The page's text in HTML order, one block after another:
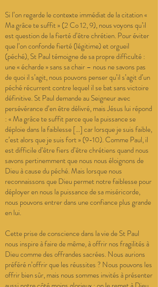
Si l’on regarde le contexte immédiat de la citation «
Ma grâce te suffit » (2 Co 12, 9), nous voyons qu’il
est question de la fierté d’être chrétien. Pour éviter
que l’on confonde fierté (légitime) et orgueil
(péché), St Paul témoigne de sa propre difficulté :
une « écharde » sans sa chair – nous ne savons pas
de quoi il s’agit, nous pouvons penser qu’il s’agit d’un
péché récurrent contre lequel il se bat sans victoire
définitive. St Paul demande au Seigneur avec
persévérance d’en être délivré, mais Jésus lui répond
: « Ma grâce te suffit parce que la puissance se
déploie dans la faiblesse […] car lorsque je suis faible,
c’est alors que je suis fort » (9-10). Comme Paul, il
est difficile d’être fiers d’être chrétiens quand nous
savons pertinemment que nous nous éloignons de
Dieu à cause du péché. Mais lorsque nous
reconnaissons que Dieu permet notre faiblesse pour
déployer en nous la puissance de sa miséricorde,
nous pouvons entrer dans une confiance plus grande
en lui.
Cette prise de conscience dans la vie de St Paul
nous inspire à faire de même, à offrir nos fragilités à
Dieu comme des offrandes sacrées. Nous aurions
préféré n’offrir que les réussites ? Nous pouvons les
offrir bien sûr, mais nous sommes invités à présenter